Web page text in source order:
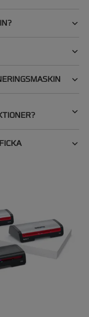
Duty
laminator eller
30 ark på en
till A3-storlek är